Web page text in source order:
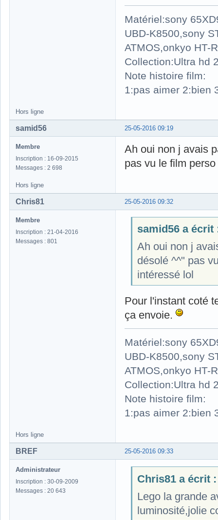
Matériel:sony
UBD-K8500,sony
ATMOS,onkyo HT-
Collection:Ultra hd
Note histoire film:
1:pas aimer 2:bien
Hors ligne
25-05-2016 09:19
samid56
Membre
Inscription : 16-09-2015
Messages : 2 698
Ah oui non j avais
pas vu le film
Hors ligne
25-05-2016 09:32
Chris81
Membre
Inscription : 21-04-2016
Messages : 801
samid56 a écrit
Ah oui non j
désolé ^^" pas
intéressé lol
Pour l'instant coté
ça envoie.
Matériel:sony
UBD-K8500,sony
ATMOS,onkyo HT-
Collection:Ultra hd
Note histoire film:
1:pas aimer 2:bien
Hors ligne
25-05-2016 09:33
BREF
Administrateur
Inscription : 30-09-2009
Messages : 20 643
Chris81 a écrit :
Lego la grande
luminosité,jolie